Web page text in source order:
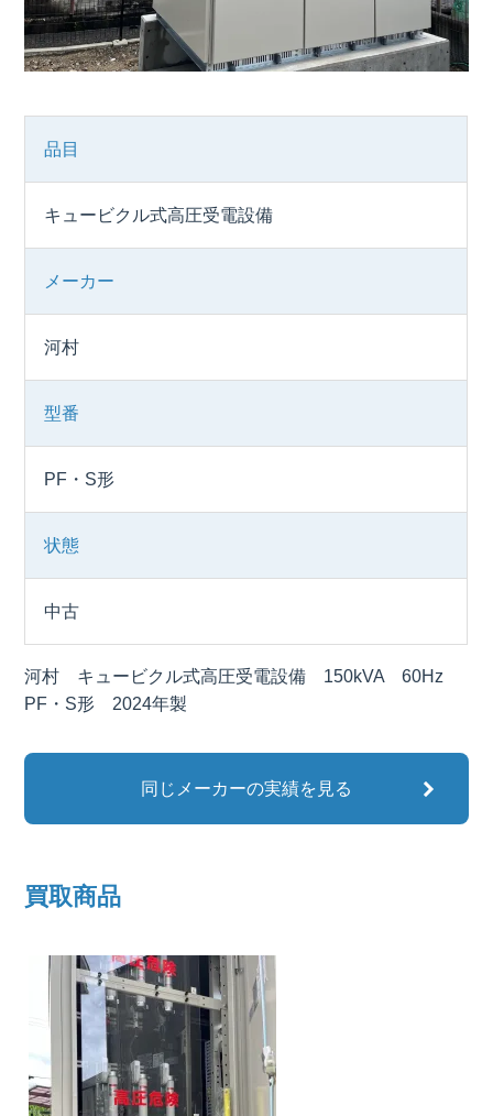
品目
キュービクル式高圧受電設備
メーカー
河村
型番
PF・S形
状態
中古
河村 キュービクル式高圧受電設備 150kVA 60Hz
PF・S形 2024年製
同じメーカーの実績を見る
買取商品